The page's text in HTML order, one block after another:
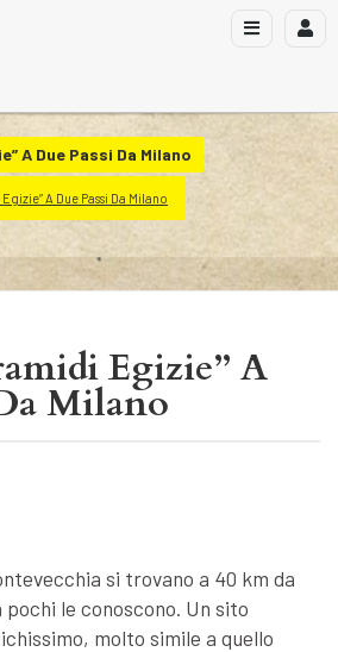
A Due Passi Da Milano
A Due Passi Da Milano
Egizie” A
Milano
si trovano a 40 km da
pochi le conoscono. Un sito
molto simile a quello